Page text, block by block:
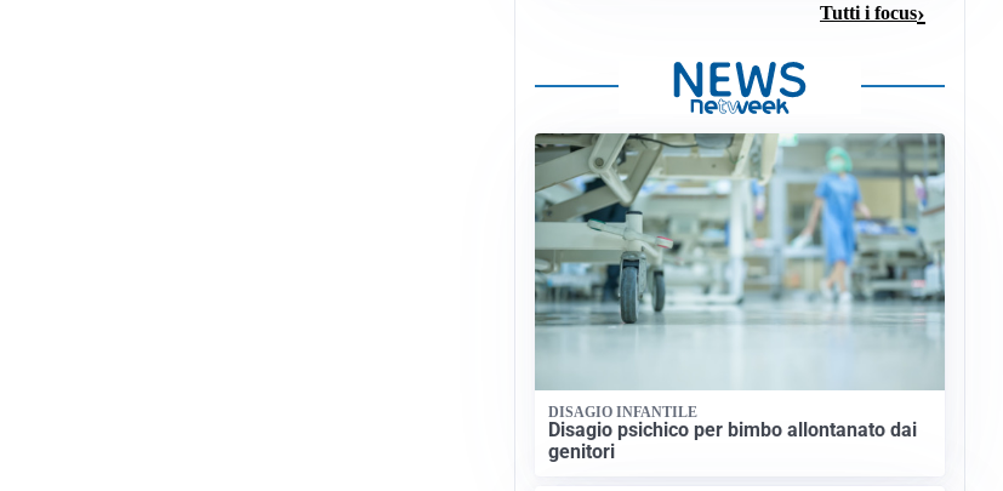
Tutti i focus
DISAGIO INFANTILE
Disagio psichico per bimbo allontanato dai
genitori